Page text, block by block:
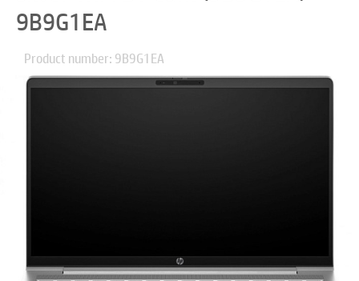
9B9G1EA
Product number: 9B9G1EA